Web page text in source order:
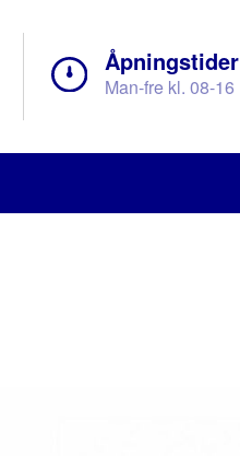
Åpningstider
Man-fre kl. 08-16